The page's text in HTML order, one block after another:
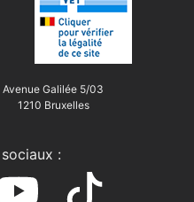
Avenue Galilée 5/03
1210 Bruxelles
: